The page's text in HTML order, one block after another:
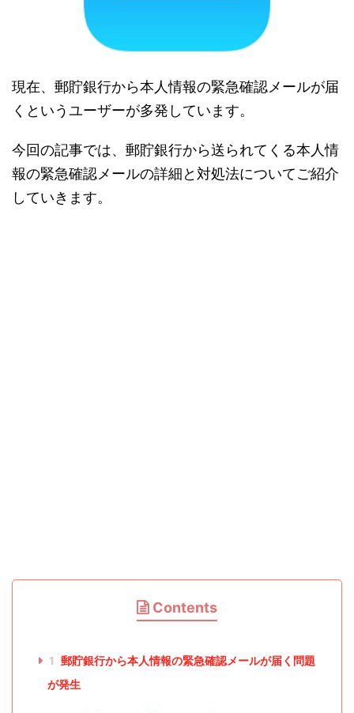
現在、郵貯銀行から本人情報の緊急確認メールが届
くというユーザーが多発しています。
今回の記事では、郵貯銀行から送られてくる本人情
報の緊急確認メールの詳細と対処法についてご紹介
していきます。
Contents
1 郵貯銀行から本人情報の緊急確認メールが届く問題
が発生